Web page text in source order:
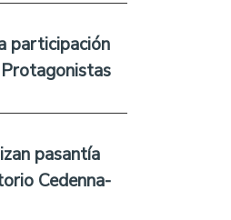
participación
pasantía
Cedenna-